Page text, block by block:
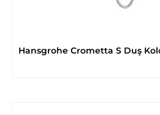
Hansgrohe Crometta S Duş